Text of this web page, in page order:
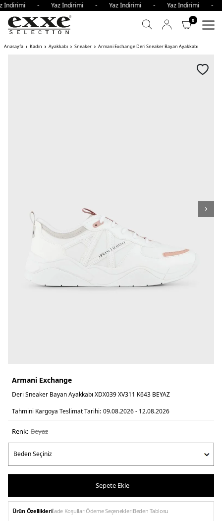
İndirimi - Yaz İndirimi - Yaz İndirimi - Yaz
0
Anasayfa Kadın Ayakkabı Sneaker Armani Exchange Deri Sneaker Bayan Ayakkabı
Armani Exchange
Deri Sneaker Bayan Ayakkabı XDX039 XV311 K643 BEYAZ
Tahmini Kargoya Teslimat Tarihi: 09.08.2026 - 12.08.2026
Renk: beyaz
Sepete Ekle
Ürün Özellikleriİade KoşullarıÖdeme SeçenekleriBeden Tablosu